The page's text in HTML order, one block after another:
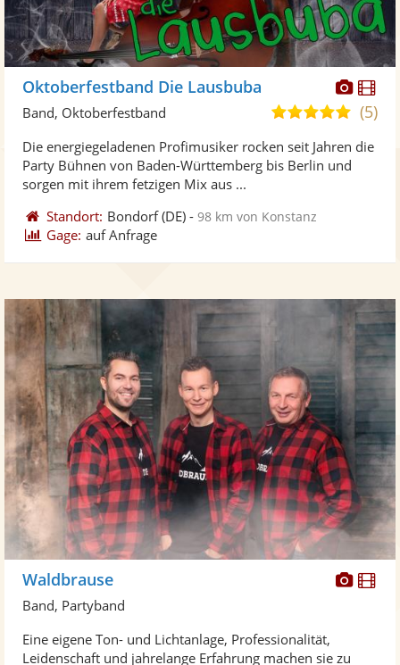
Fotos
Oktoberfestband Die Lausbuba
4,9
5
(5)
Band, Oktoberfestband
Die energiegeladenen Profimusiker rocken seit Jahren die
Party Bühnen von Baden-Württemberg bis Berlin und
sorgen mit ihrem fetzigen Mix aus ...
Standort: Bondorf(DE) -98 km von Konstanz
Gage: auf Anfrage
Waldbrause
Band, Partyband
Eine eigene Ton- und Lichtanlage, Professionalität,
Leidenschaft und jahrelange Erfahrung machen sie zu